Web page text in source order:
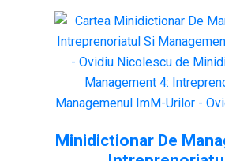
Minidictionar De